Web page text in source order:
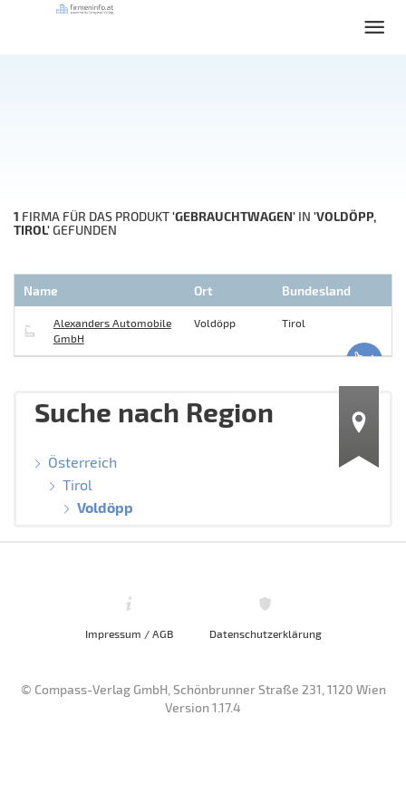
1 FIRMA FÜR DAS PRODUKT'GEBRAUCHTWAGEN' IN 'VOLDÖPP,
TIROL'GEFUNDEN
Name Ort Bundesland
Alexanders Automobile
GmbH
Voldöpp Tirol
Suche nach Region
Österreich
Tirol
Voldöpp
Impressum / AGB Datenschutzerklärung
© Compass-Verlag GmbH, Schönbrunner Straße 231, 1120 Wien
Version 1.17.4